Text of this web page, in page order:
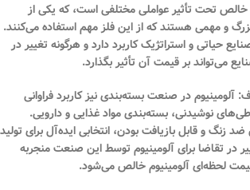
خالص تحت تأثیر عواملی مختلفی است، که یکی از
و مهمی هستند که از این فلز مهم استفاده می‌کنند.
حیاتی و استراتژیک کاربرد دارد و هرگونه تغییر در
می‌تواند بر قیمت آن تأثیر بگذارد.
آلومینیوم در صنعت بسته‌بندی نیز کاربرد فراوانی
نوشیدنی، بسته‌بندی مواد غذایی و دارویی.
زنگ و قابل بازیافت بودن، انتخابی ایده‌آل برای تولید
در تقاضا برای آلومینیوم توسط این صنعت منجربه
لحظه‌ای آلومینیوم خالص می‌شود.